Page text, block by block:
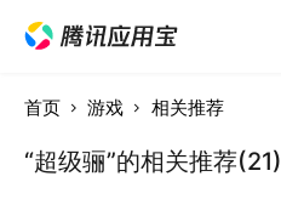
首页 游戏 相关推荐
“超级骊”的相关推荐(21)